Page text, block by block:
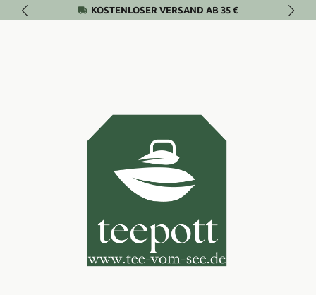
Zum Hauptinhalt springenKOSTENLOSER VERSAND AB 35 €